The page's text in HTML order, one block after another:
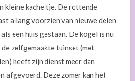
kleine kacheltje. De rottende
allang voorzien van nieuwe delen
een huis gestaan. De kogel is nu
zelfgemaakte tuinset (met
heeft zijn dienst meer dan
afgevoerd. Deze zomer kan het